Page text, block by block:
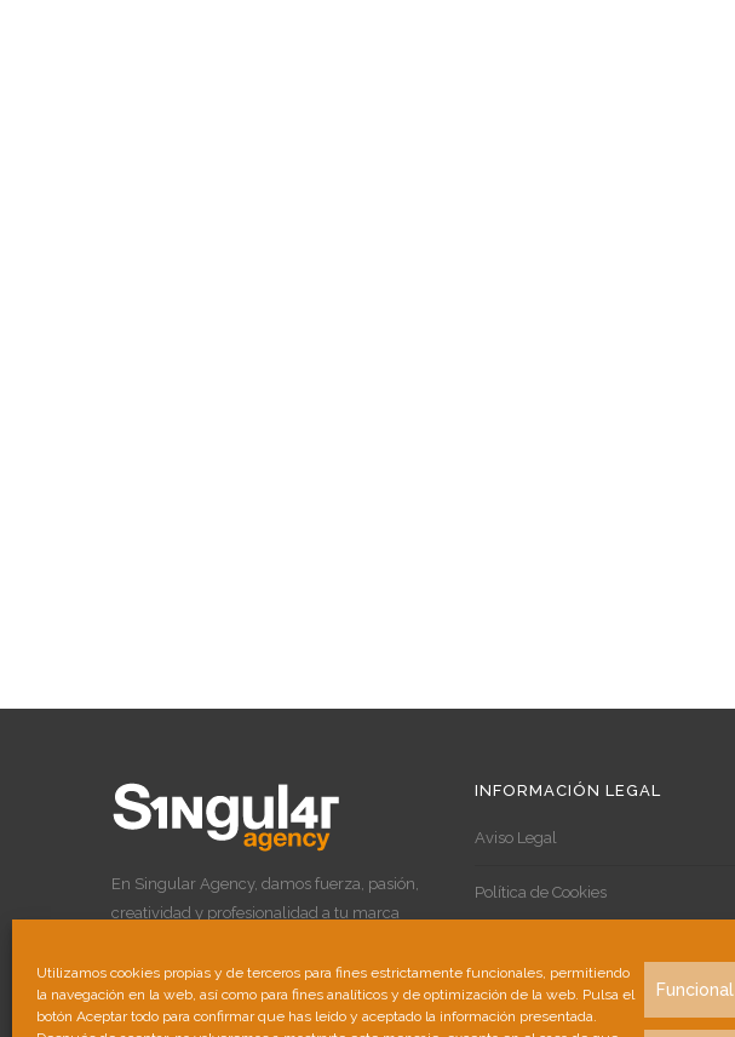
Utilizamos cookies propias y de terceros para fines estrictamente funcionales, permitiendo
la navegación en la web, así como para fines analíticos y de optimización de la web. Pulsa el
botón Aceptar todo para confirmar que has leído y aceptado la información presentada.
Funcional
En Singular Agency, damos fuerza, pasión,
creatividad y profesionalidad a tu marca
INFORMACIÓN LEGAL
Aviso Legal
Política de Cookies